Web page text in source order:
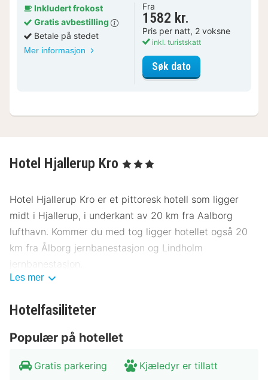
Inkludert frokost
Gratis avbestilling
Betale på stedet
Mer informasjon
Fra
1582 kr.
Pris per natt, 2 voksne
inkl. turistskatt
Søk datofor Dobbeltrom
Hotel Hjallerup Kro , 3 Stjerner
Hotel Hjallerup Kro er et pittoresk hotell som ligger
midt i Hjallerup, i underkant av 20 km fra Aalborg
lufthavn. Kommer du med tog ligger hotellet også 20
km fra Ålborg jernbanestasjon og Lindholm
jernbanestasjon.
og sittegrupper. Badene er ganske store og har
En kontinental frokostbuffé serveres hver morgen i
hotellets restaurant. Restauranten ligger i bygningen
Les mer
Hotelfasiliteter
Populær på hotellet
Gratis parkering
Kjæledyr er tillatt